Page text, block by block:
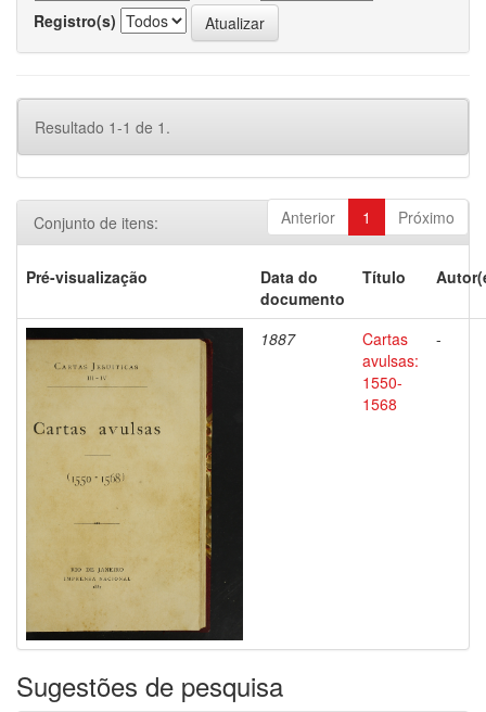
Registro(s)
Resultado 1-1 de 1.
Anterior 1 Próximo
Conjunto de itens:
Pré-visualização
Data do
documento
Título
1887
Cartas
avulsas:
1550-
1568
-
Sugestões de pesquisa